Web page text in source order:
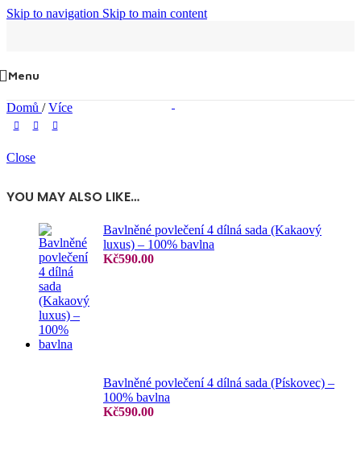
Skip to navigation Skip to main content
Menu
Domů / Více
Close
YOU MAY ALSO LIKE…
Bavlněné povlečení 4 dílná sada (Kakaový
luxus) – 100% bavlna
Kč590.00
Bavlněné povlečení 4 dílná sada (Pískovec) –
100% bavlna
Kč590.00